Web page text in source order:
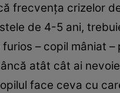
frecvenţa crizelor
de 4-5 ani,
– copil mâniat
atât cât ai
face ceva cu